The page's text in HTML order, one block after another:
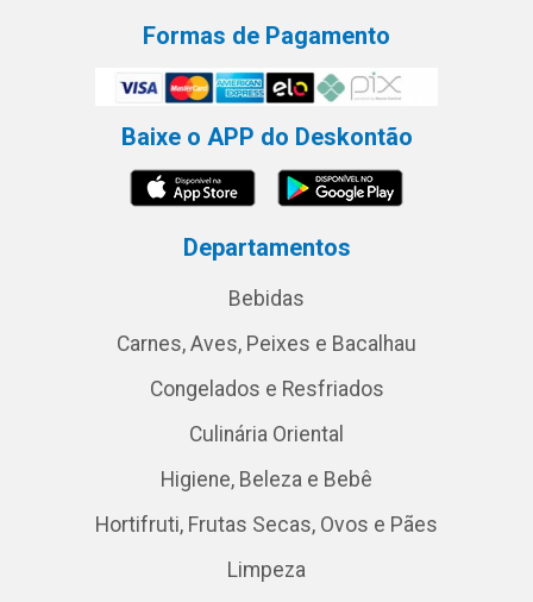
Formas de Pagamento
Baixe o APP do Deskontão
Departamentos
Bebidas
Carnes, Aves, Peixes e Bacalhau
Congelados e Resfriados
Culinária Oriental
Higiene, Beleza e Bebê
Hortifruti, Frutas Secas, Ovos e Pães
Limpeza